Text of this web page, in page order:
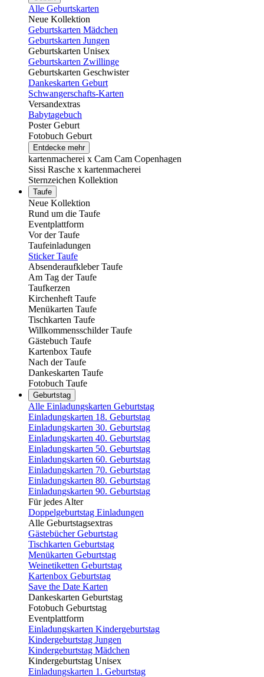
Alle Geburtskarten
Neue Kollektion
Geburtskarten Mädchen
Geburtskarten Jungen
Geburtskarten Unisex
Geburtskarten Zwillinge
Geburtskarten Geschwister
Dankeskarten Geburt
Schwangerschafts-Karten
Versandextras
Babytagebuch
Poster Geburt
Fotobuch Geburt
Entdecke mehr
kartenmacherei x Cam Cam Copenhagen
Sissi Rasche x kartenmacherei
Sternzeichen Kollektion
Taufe
Neue Kollektion
Rund um die Taufe
Eventplattform
Vor der Taufe
Taufeinladungen
Sticker Taufe
Absenderaufkleber Taufe
Am Tag der Taufe
Taufkerzen
Kirchenheft Taufe
Menükarten Taufe
Tischkarten Taufe
Willkommensschilder Taufe
Gästebuch Taufe
Kartenbox Taufe
Nach der Taufe
Dankeskarten Taufe
Fotobuch Taufe
Geburtstag
Alle Einladungskarten Geburtstag
Einladungskarten 18. Geburtstag
Einladungskarten 30. Geburtstag
Einladungskarten 40. Geburtstag
Einladungskarten 50. Geburtstag
Einladungskarten 60. Geburtstag
Einladungskarten 70. Geburtstag
Einladungskarten 80. Geburtstag
Einladungskarten 90. Geburtstag
Für jedes Alter
Doppelgeburtstag Einladungen
Alle Geburtstagsextras
Gästebücher Geburtstag
Tischkarten Geburtstag
Menükarten Geburtstag
Weinetiketten Geburtstag
Kartenbox Geburtstag
Save the Date Karten
Dankeskarten Geburtstag
Fotobuch Geburtstag
Eventplattform
Einladungskarten Kindergeburtstag
Kindergeburtstag Jungen
Kindergeburtstag Mädchen
Kindergeburtstag Unisex
Einladungskarten 1. Geburtstag